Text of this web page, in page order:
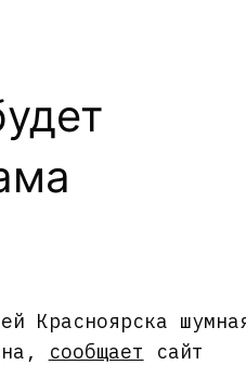
Красноярска
сообщает сайт